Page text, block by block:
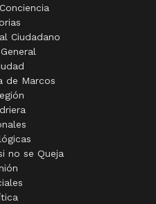
Ciudadano
de Marcos
no se Queja